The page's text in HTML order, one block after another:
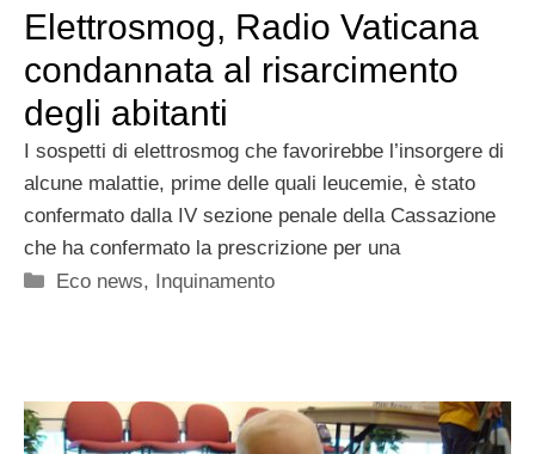
Elettrosmog, Radio Vaticana
condannata al risarcimento
degli abitanti
I sospetti di elettrosmog che favorirebbe l’insorgere di
alcune malattie, prime delle quali leucemie, è stato
confermato dalla IV sezione penale della Cassazione
che ha confermato la prescrizione per una
Categorie
Eco news, Inquinamento